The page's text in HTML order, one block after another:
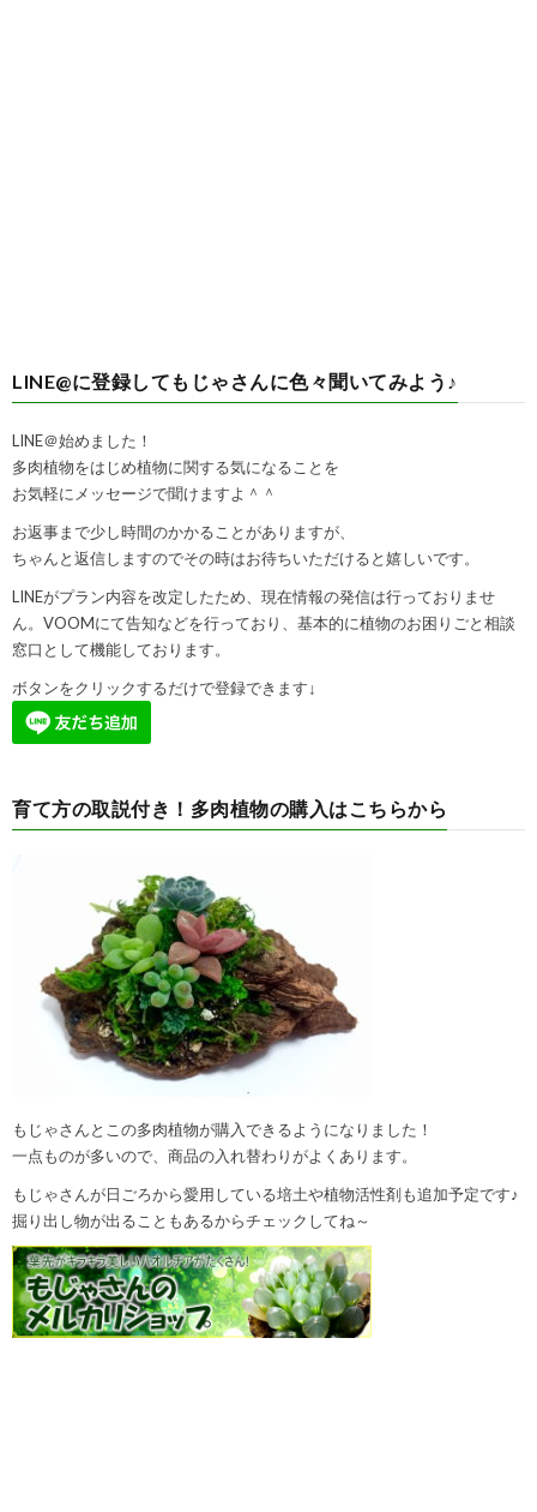
LINE@に登録してもじゃさんに色々聞いてみよう♪
LINE＠始めました！
多肉植物をはじめ植物に関する気になることを
お気軽にメッセージで聞けますよ＾＾
お返事まで少し時間のかかることがありますが、
ちゃんと返信しますのでその時はお待ちいただけると嬉しいです。
LINEがプラン内容を改定したため、現在情報の発信は行っておりませ
ん。VOOMにて告知などを行っており、基本的に植物のお困りごと相談
窓口として機能しております。
ボタンをクリックするだけで登録できます↓
育て方の取説付き！多肉植物の購入はこちらから
もじゃさんとこの多肉植物が購入できるようになりました！
一点ものが多いので、商品の入れ替わりがよくあります。
もじゃさんが日ごろから愛用している培土や植物活性剤も追加予定です♪
掘り出し物が出ることもあるからチェックしてね～